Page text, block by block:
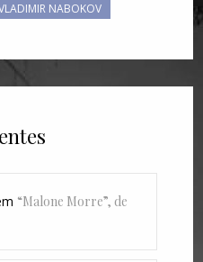
NABOKOV
“Malone Morre”, de